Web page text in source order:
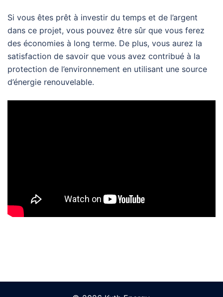
Si vous êtes prêt à investir du temps et de l’argent
dans ce projet, vous pouvez être sûr que vous ferez
des économies à long terme. De plus, vous aurez la
satisfaction de savoir que vous avez contribué à la
protection de l’environnement en utilisant une source
d’énergie renouvelable.